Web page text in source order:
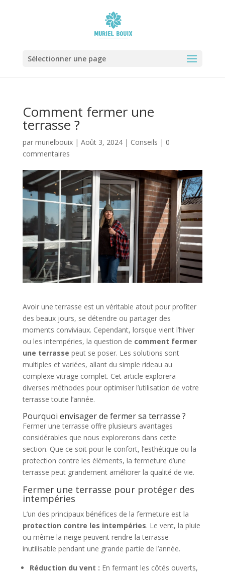
Sélectionner une page
Comment fermer une
terrasse ?
par murielbouix| Août 3, 2024| Conseils | 0
commentaires
Avoir une terrasse est un véritable atout pour profiter
des beaux jours, se détendre ou partager des
moments conviviaux. Cependant, lorsque vient l’hiver
ou les intempéries, la question de comment fermer
une terrasse peut se poser. Les solutions sont
multiples et variées, allant du simple rideau au
complexe vitrage complet. Cet article explorera
diverses méthodes pour optimiser l’utilisation de votre
terrasse toute l’année.
Pourquoi envisager de fermer sa terrasse ?
Fermer une terrasse offre plusieurs avantages
considérables que nous explorerons dans cette
section. Que ce soit pour le confort, l’esthétique ou la
protection contre les éléments, la fermeture d’une
terrasse peut grandement améliorer la qualité de vie.
Fermer une terrasse pour protéger des
intempéries
L’un des principaux bénéfices de la fermeture est la
protection contre les intempéries. Le vent, la pluie
ou même la neige peuvent rendre la terrasse
inutilisable pendant une grande partie de l’année.
Réduction du vent : En fermant les côtés ouverts,